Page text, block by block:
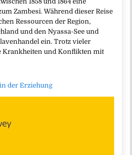
Zambesi. Während dieser Reise
Ressourcen der Region,
und den Nyassa-See und
ein. Trotz vieler
Krankheiten und Konflikten mit
der Erziehung